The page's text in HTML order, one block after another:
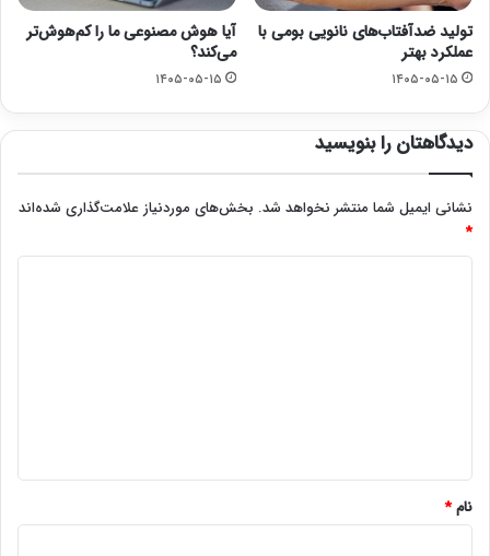
تولید ضدآفتاب‌های نانویی بومی با
عملکرد بهتر
۱۴۰۵-۰۵-۱۵
آیا هوش مصنوعی ما را کم‌هوش‌تر
می‌کند؟
۱۴۰۵-۰۵-۱۵
دیدگاهتان را بنویسید
نشانی ایمیل شما منتشر نخواهد شد. بخش‌های موردنیاز علامت‌گذاری شده‌اند
*
نام*